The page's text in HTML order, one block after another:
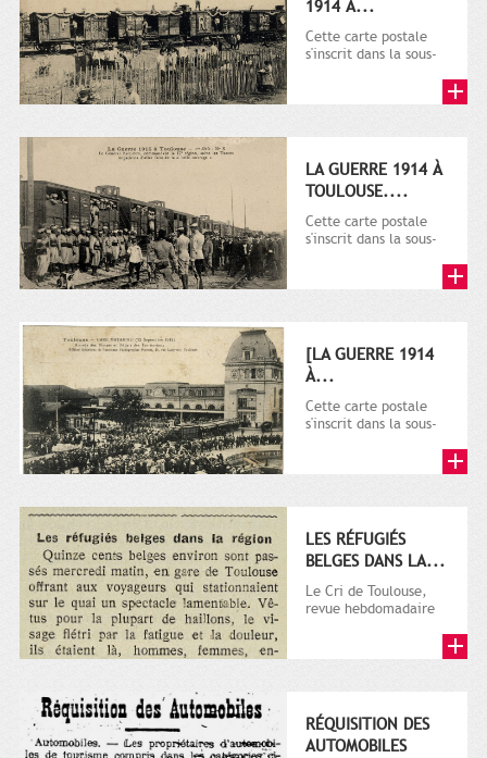
1914 À...
Cette carte postale
s'inscrit dans la sous-
plusieurs milliers de...
LA GUERRE 1914 À
TOULOUSE....
Cette carte postale
s'inscrit dans la sous-
plusieurs milliers de...
[LA GUERRE 1914
À...
Cette carte postale
s'inscrit dans la sous-
plusieurs milliers de...
LES RÉFUGIÉS
BELGES DANS LA...
Le Cri de Toulouse,
revue hebdomadaire
puis...
RÉQUISITION DES
AUTOMOBILES